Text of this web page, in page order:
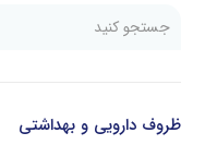
ظروف دارویی و بهداشتی